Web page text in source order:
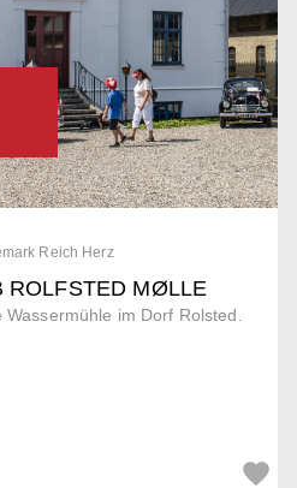
Reich Herz
ROLFSTED MØLLE
im Dorf Rolsted.